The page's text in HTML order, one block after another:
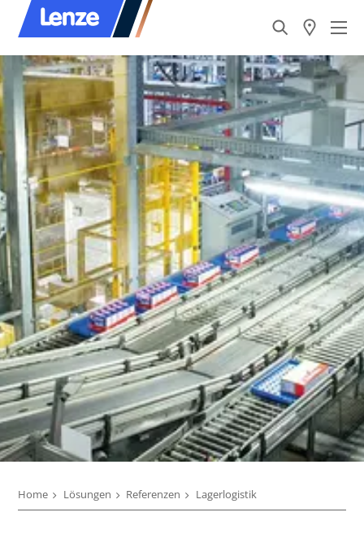
Home Lösungen Referenzen Lagerlogistik